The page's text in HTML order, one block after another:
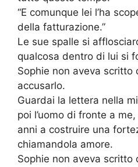
“E comunque lei l’ha
della fatturazione.”
Le sue spalle si
qualcosa dentro di lui si
Sophie non aveva scritto
accusarlo.
Guardai la lettera nella
poi l’uomo di fronte a
anni a costruire una
chiamandola amore.
Sophie non aveva scritto